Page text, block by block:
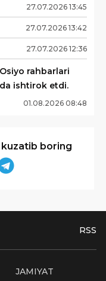
27.07.2026 13:45
27.07.2026 13:42
27.07.2026 12:36
rahbarlari
ishtirok etdi.
01.08.2026 08:48
boring
RSS
JAMIYAT